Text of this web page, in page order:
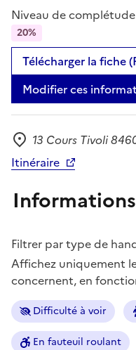
Niveau de
20%
Télécharger la fiche
Modifier ces
Adresse
13 Cours Tivoli
Itinéraire
Filtrer par type de
Affichez uniquement
concernent, en
Difficulté à voir
En fauteuil roulant